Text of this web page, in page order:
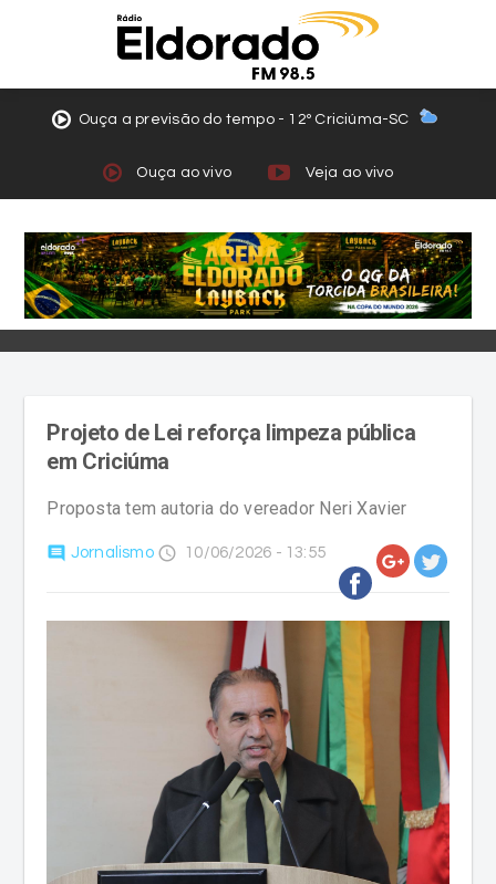
Ouça a previsão do tempo - 12º Criciúma-SC
Ouça ao vivo Veja ao vivo
Projeto de Lei reforça limpeza pública
em Criciúma
Proposta tem autoria do vereador Neri Xavier
comment Jornalismo access_time 10/06/2026 - 13:55